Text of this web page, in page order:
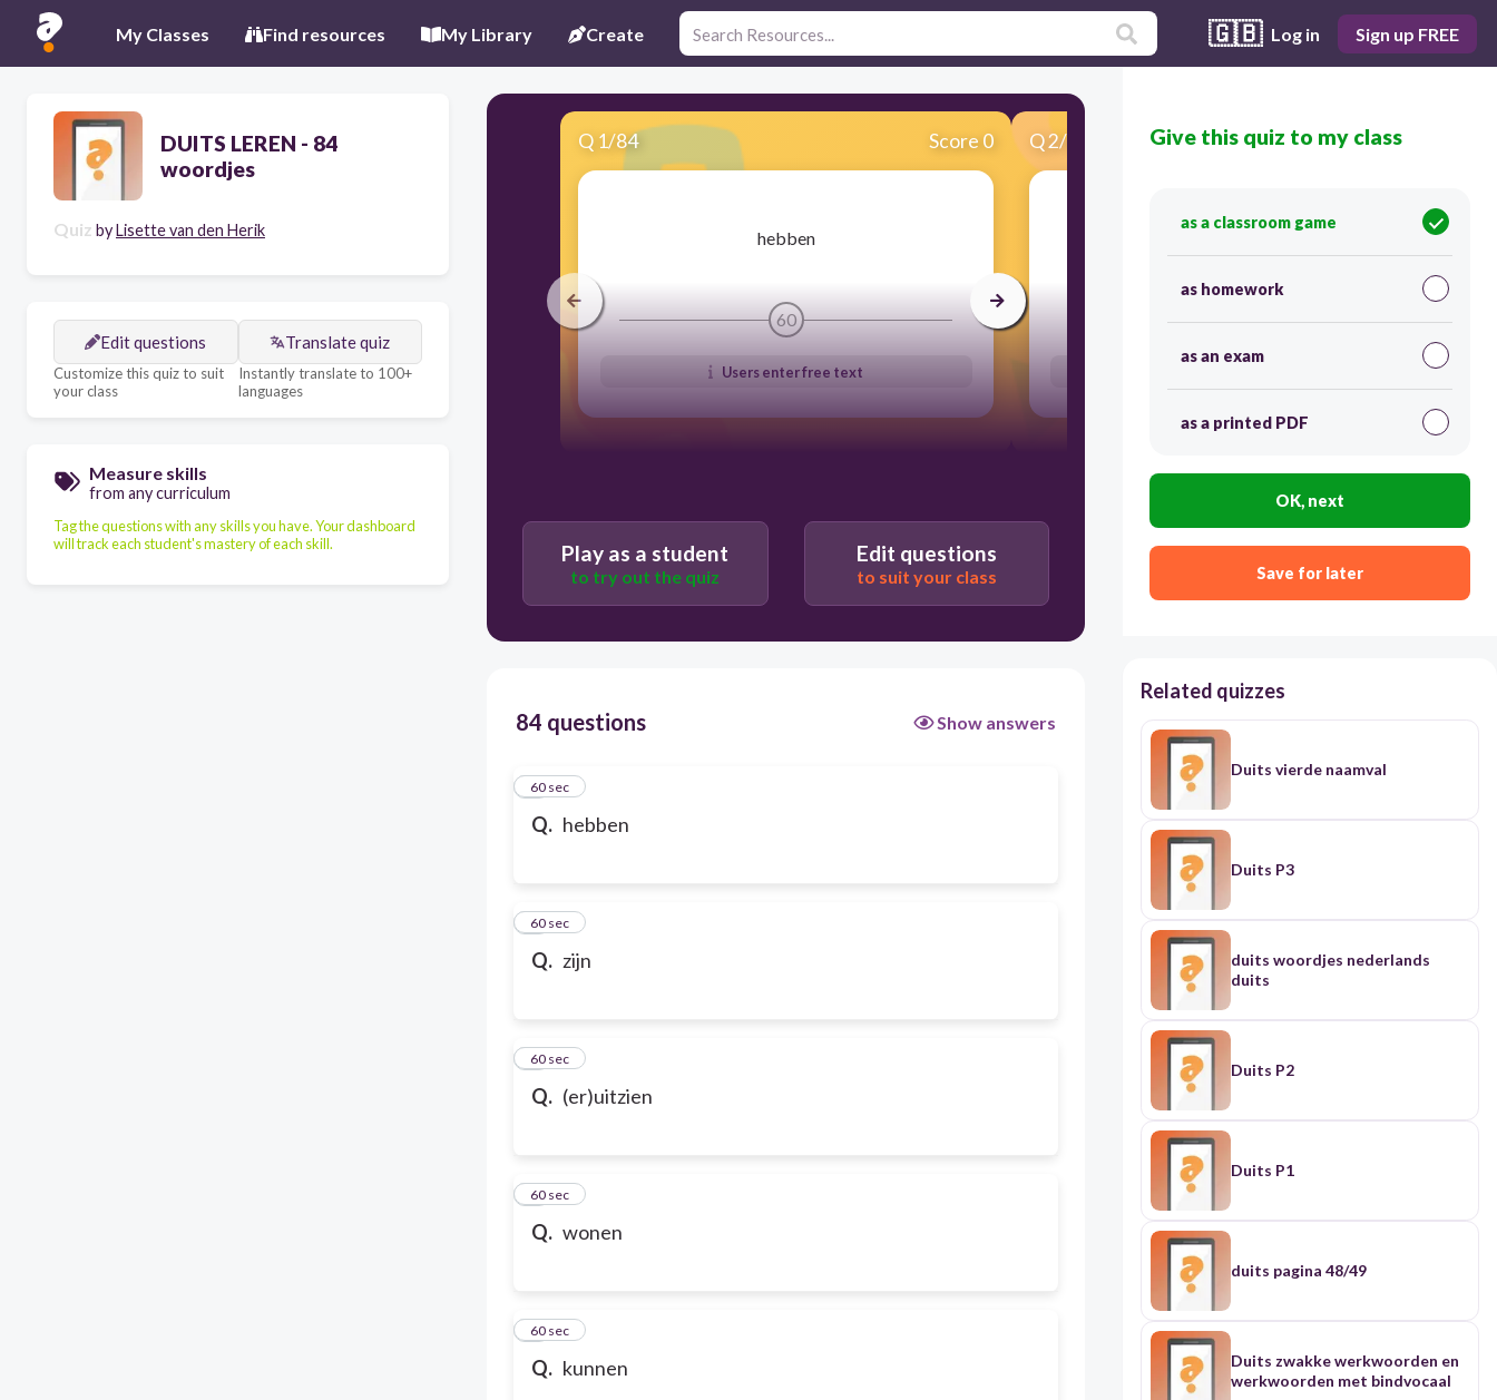
My Classes Find resources My Library Create 🇬🇧 Log in Sign up FREE
DUITS LEREN - 84
woordjes
Quiz byLisette van den Herik
Edit questions
Customize this quiz to suit
your class
Translate quiz
Instantly translate to 100+
languages
Measure skills
from any curriculum
Tag the questions with any skills you have. Your dashboard
will track each student's mastery of each skill.
Q 1/84 Score 0
​hebben
60
Users enter free text
Q2/84 Score 0
60
Play as a student
to try out the quiz
Edit questions
to suit your class
84 questions Show answers
Q. hebben
160 sec
Q. zijn
260 sec
Q. (er)uitzien
360 sec
Q. wonen
460 sec
Q. kunnen
560 sec
Give this quiz to my class
as a classroom game
as homework
as an exam
as a printed PDF
OK, next
Save for later
Related quizzes
Duits vierde naamval
Duits P3
duits woordjes nederlands
duits
Duits P2
Duits P1
duits pagina 48/49
Duits zwakke werkwoorden en
werkwoorden met bindvocaal